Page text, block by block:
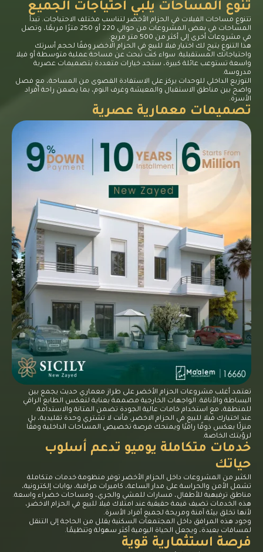
تنوع المساحات يلبي احتياجات الجميع
تتنوع مساحات الفيلات في الحزام الأخضر لتناسب مختلف الاحتياجات. تبدأ
المساحات في بعض المشروعات من حوالي 220 أو 250 مترًا مربعًا، وتصل
في مشروعات أخرى إلى أكثر من 500 متر مربع.
هذا التنوع يتيح لك اختيار فيلا للبيع في الحزام الاخضر وفقًا لحجم أسرتك
واحتياجاتك المستقبلية. سواء كنت تبحث عن مساحة عملية متوسطة أو فيلا
واسعة تستوعب عائلة كبيرة، ستجد خيارات متعددة بتصميمات عصرية
مدروسة.
التوزيع الداخلي للوحدات يركز على الاستفادة القصوى من المساحة، مع فصل
واضح بين مناطق الاستقبال والمعيشة وغرف النوم، بما يضمن راحة أفراد
الأسرة.
تصميمات معمارية عصرية
تعتمد أغلب مشروعات الحزام الأخضر على طراز معماري حديث يجمع بين
البساطة والأناقة. الواجهات الخارجية مصممة بعناية لتعكس الطابع الراقي
للمنطقة، مع استخدام خامات عالية الجودة تضمن المتانة والاستدامة.
عند اختيارك فيلا للبيع في الحزام الاخضر، فأنت لا تشتري وحدة تقليدية، بل
منزلًا يعكس ذوقًا راقيًا ويمنحك فرصة تخصيص المساحات الداخلية وفقًا
لرؤيتك الخاصة.
خدمات متكاملة يوميو تدعم أسلوب
حياتك
الكثير من المشروعات داخل الحزام الأخضر توفر منظومة خدمات متكاملة
تشمل الأمن والحراسة على مدار الساعة، كاميرات مراقبة، بوابات إلكترونية،
مناطق ترفيهية للأطفال، مسارات للمشي والجري، ومساحات خضراء واسعة.
هذه الخدمات تضيف قيمة حقيقية عند امتلاك فيلا للبيع في الحزام الاخضر،
لأنها تخلق بيئة آمنة ومريحة لجميع أفراد الأسرة.
وجود هذه المرافق داخل المجتمعات السكنية يقلل من الحاجة إلى التنقل
لمسافات بعيدة، ويجعل الحياة اليومية أكثر سهولة وتنظيمًا.
فرصة استثمارية قوية